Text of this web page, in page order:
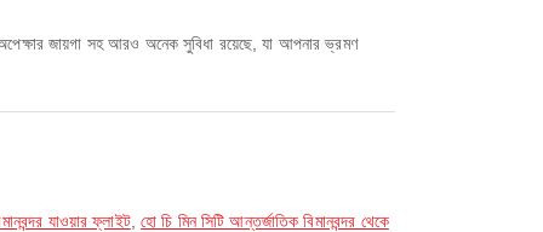
জায়গা সহ আরও অনেক সুবিধা রয়েছে, যা আপনার ভ্রমণ
যাওয়ার ফ্লাইট,হো চি মিন সিটি আন্তর্জাতিক বিমানবন্দর থেকে